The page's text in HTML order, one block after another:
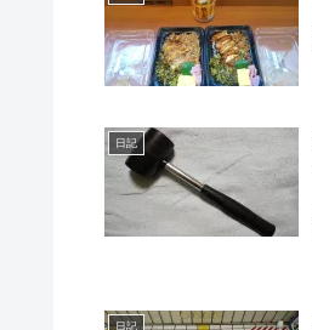
日記
日記